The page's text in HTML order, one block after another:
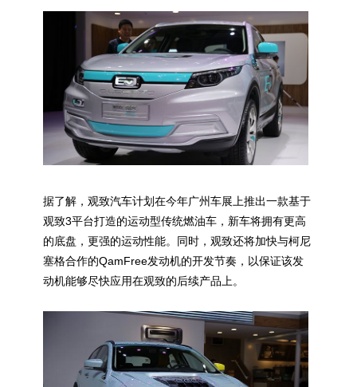
据了解，观致汽车计划在今年广州车展上推出一款基于
观致3平台打造的运动型传统燃油车，新车将拥有更高
的底盘，更强的运动性能。同时，观致还将加快与柯尼
塞格合作的QamFree发动机的开发节奏，以保证该发
动机能够尽快应用在观致的后续产品上。